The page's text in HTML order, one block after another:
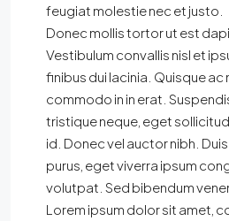
feugiat molestie nec et justo.
Donec mollis tortor ut est
Vestibulum convallis nisl et
finibus dui lacinia. Quisque ac
commodo in in erat.
tristique neque, eget
id. Donec vel auctor nibh.
purus, eget viverra ipsum
volutpat. Sed bibendum
Lorem ipsum dolor sit amet,